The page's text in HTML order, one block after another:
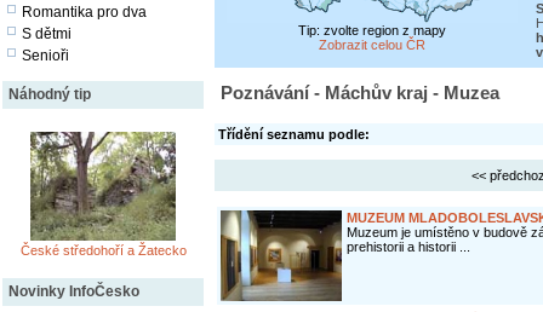
Romantika pro dva
S dětmi
Senioři
Náhodný tip
České středohoří a Žatecko
Novinky InfoČesko
Tip: zvolte region z mapy
Zobrazit celou ČR
Poznávání - Máchův kraj - Muzea
Třídění seznamu podle:
<<
MUZEUM
Muzeum je umístěno v budově
prehistorii a historii ...